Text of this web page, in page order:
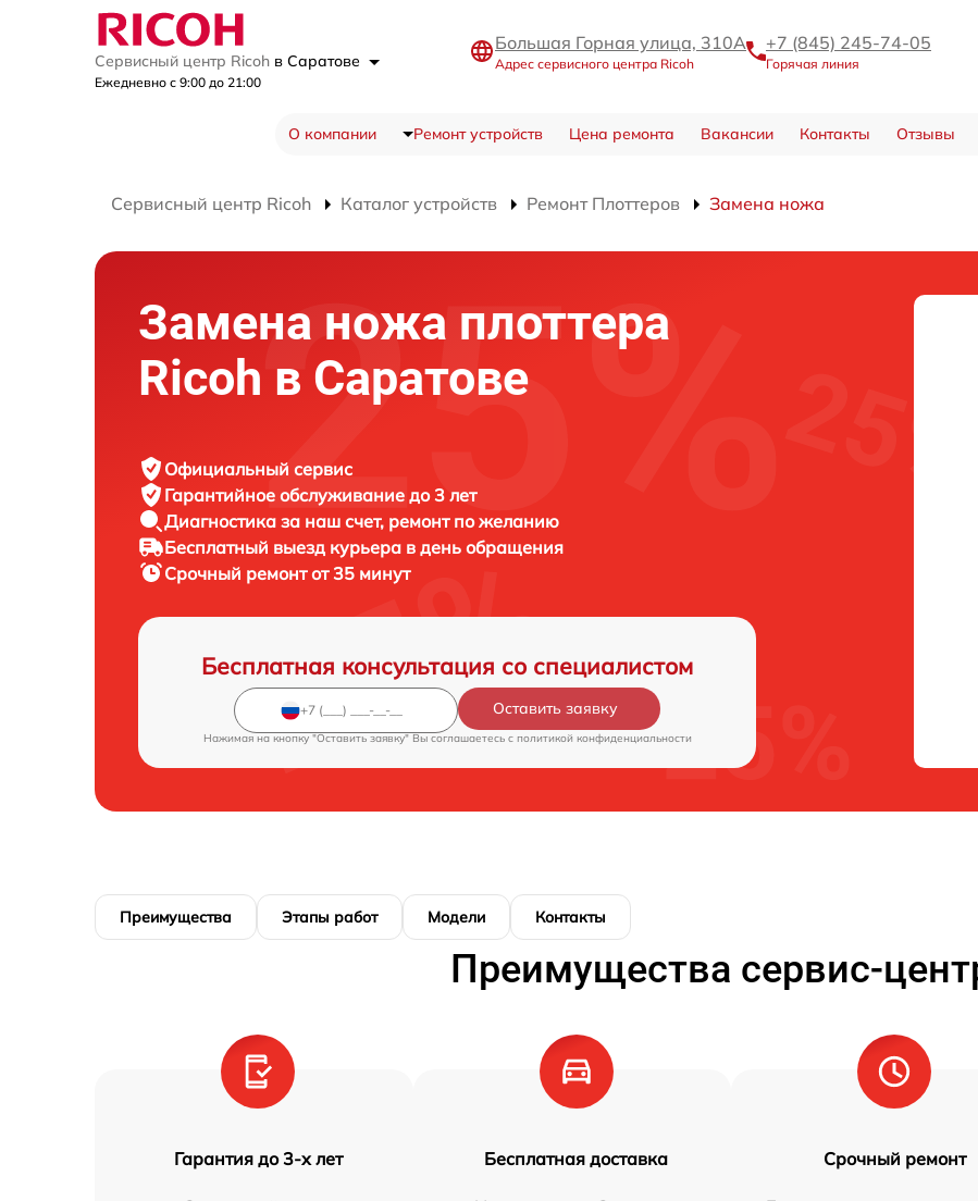
Сервисный центр Ricoh в Саратове
Ежедневно с 9:00 до 21:00
Большая Горная улица, 310А
Адрес сервисного центра Ricoh
+7 (845) 245-74-05
Горячая линия
О компании Ремонт устройств Цена ремонта Вакансии Контакты Отзывы
Сервисный центр Ricoh Каталог устройств Ремонт Плоттеров Замена ножа
Замена ножа плоттера
Ricoh в Саратове
Официальный сервис
Гарантийное обслуживание до 3 лет
Диагностика за наш счет, ремонт по желанию
Бесплатный выезд курьера в день обращения
Срочный ремонтот 35 минут
Бесплатная консультация со специалистом
Оставить заявку
Нажимая на кнопку "Оставить заявку" Вы соглашаетесь c политикой конфиденциальности
Преимущества Этапы работ Модели Контакты
Преимущества сервис-
Гарантия до 3-х лет Бесплатная доставка Срочный ремонт